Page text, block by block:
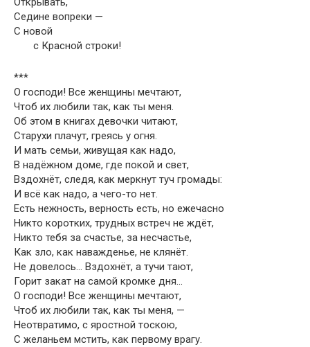
Седине вопреки —
С новой
с Красной строки!
***
О господи! Все женщины мечтают,
Чтоб их любили так, как ты меня.
Об этом в книгах девочки читают,
Старухи плачут, греясь у огня.
И мать семьи, живущая как надо,
В надёжном доме, где покой и свет,
Вздохнёт, следя, как меркнут туч громады:
И всё как надо, а чего-то нет.
Есть нежность, верность есть, но ежечасно
Никто коротких, трудных встреч не ждёт,
Никто тебя за счастье, за несчастье,
Как зло, как наважденье, не клянёт.
Не довелось… Вздохнёт, а тучи тают,
Горит закат на самой кромке дня…
О господи! Все женщины мечтают,
Чтоб их любили так, как ты меня, —
Неотвратимо, с яростной тоскою,
С желаньем мстить, как первому врагу.